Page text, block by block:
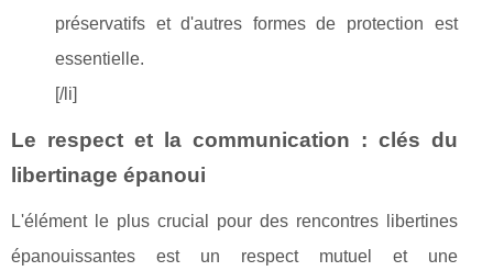
préservatifs et d'autres formes de protection est
essentielle.
[/li]
Le respect et la communication : clés du
libertinage épanoui
L'élément le plus crucial pour des rencontres libertines
épanouissantes est un respect mutuel et une